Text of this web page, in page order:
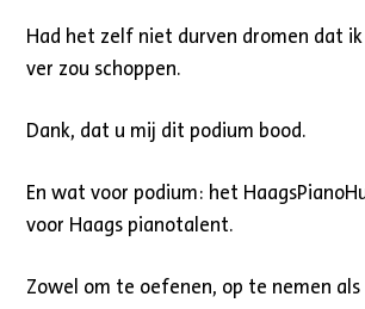
Had het zelf niet durven dromen dat
ver zou schoppen.
Dank, dat u mij dit podium bood.
En wat voor podium: het
voor Haags pianotalent.
Zowel om te oefenen, op te nemen